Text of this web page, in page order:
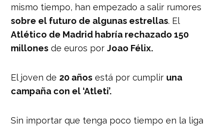
mismo tiempo, han empezado a salir rumores
sobre el futuro de algunas estrellas. El
Atlético de Madrid habría rechazado 150
millones de euros porJoao Félix.
El joven de 20 años está por cumplir una
campaña con el ‘Atleti’.
Sin importar que tenga poco tiempo en la liga